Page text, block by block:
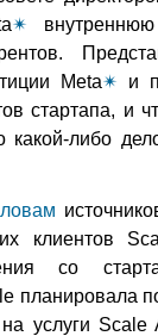
✴
Meta✴ и
стартапа, и
какой-либо
клиентов
со
планировала
услуги Scale